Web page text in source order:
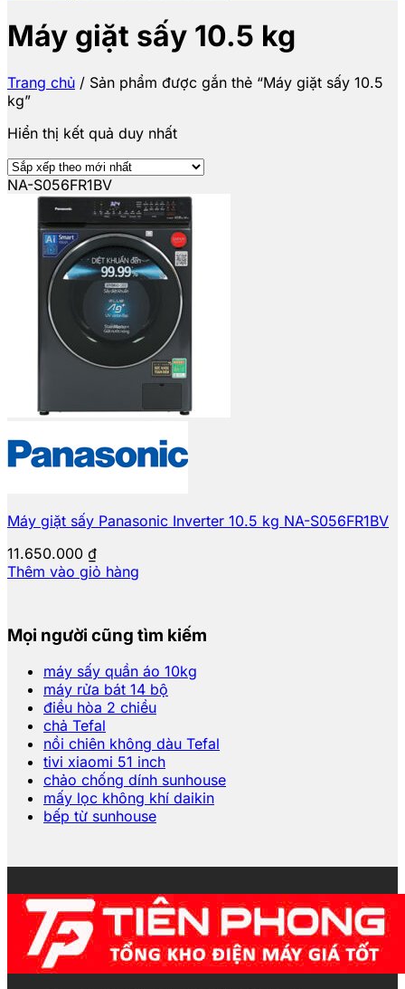
Máy giặt sấy 10.5 kg
Trang chủ / Sản phẩm được gắn thẻ “Máy giặt sấy 10.5
kg”
Hiển thị kết quả duy nhất
NA-S056FR1BV
Máy giặt sấy Panasonic Inverter 10.5 kg NA-S056FR1BV
11.650.000 ₫
Thêm vào giỏ hàng
Mọi người cũng tìm kiếm
máy sấy quần áo 10kg
máy rửa bát 14 bộ
điều hòa 2 chiều
chả Tefal
nồi chiên không dàu Tefal
tivi xiaomi 51 inch
chảo chống dính sunhouse
mấy lọc không khí daikin
bếp từ sunhouse